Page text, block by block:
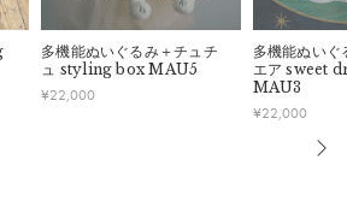
多機能ぬいぐるみ＋チュチ
ュ styling box MAU5
¥22,000
多機能ぬいぐ
エア sweet
MAU3
¥22,000